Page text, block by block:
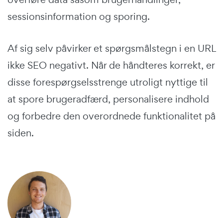
sessionsinformation og sporing.
Af sig selv påvirker et spørgsmålstegn i en URL
ikke SEO negativt. Når de håndteres korrekt, er
disse forespørgselsstrenge utroligt nyttige til
at spore brugeradfærd, personalisere indhold
og forbedre den overordnede funktionalitet på
siden.